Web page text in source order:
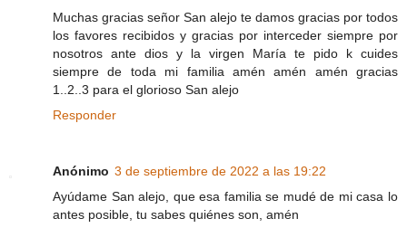
Muchas gracias señor San alejo te damos gracias por todos
los favores recibidos y gracias por interceder siempre por
nosotros ante dios y la virgen María te pido k cuides
siempre de toda mi familia amén amén amén gracias
1..2..3 para el glorioso San alejo
Responder
Anónimo 3 de septiembre de 2022 a las 19:22
Ayúdame San alejo, que esa familia se mudé de mi casa lo
antes posible, tu sabes quiénes son, amén